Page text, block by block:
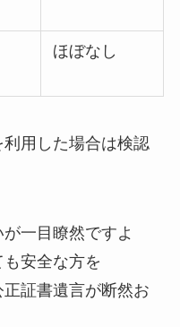
ほぼなし
用した場合は検認
一目瞭然ですよ
安全な方を
証書遺言が断然お